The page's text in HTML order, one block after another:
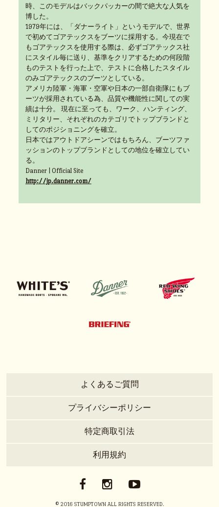
時、このモデルはバックパッカーの間で絶大な人気を
博した。
1979年には、「ダナーライト」というモデルで、世界
で初めてゴアテックスをブーツに採用する。今現在で
もゴアテックスを使用する際は、必ずゴアテックス社
にスタイル毎に送り、基準をクリアするための何段階
ものテストを行った上で、テストに合格したスタイル
のみゴアテックスのブーツとしている。
アメリカ陸軍・海軍・空軍や日本の一部自衛隊にもブ
ーツが採用されている為、品質や機能性に関しての実
績は十分。 現在に至っても、ワーク、ハンティング、
ミリタリー、それぞれのカテゴリでトップブランドと
してのポジショニングを確立。
日本ではアウトドアシーンではもちろん、ブーツファ
ッションのトップブランドとしての地位を確立してい
る。
Danner | Official Site
http://jp.danner.com/
よくあるご質問
プライバシーポリシー
特定商取引法
利用規約
© 2016 STUMPTOWN ALL RIGHTS RESERVED.